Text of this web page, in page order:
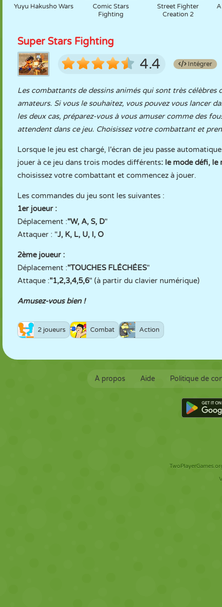
Yuyu Hakusho Wars
Comic Stars
Fighting
Street Fighter
Creation 2
Super Stars Fighting
4.4 Intégrer
Les combattants de dessins animés qui sont très célèbres
amateurs. Si vous le souhaitez, vous pouvez vous lancer
les deux cas, préparez-vous à vous amuser comme des
attendent dans ce jeu. Choisissez votre combattant et
Lorsque le jeu est chargé, l'écran de jeu passe
jouer à ce jeu dans trois modes différents: le mode défi, le
choisissez votre combattant et commencez à jouer.
Les commandes du jeu sont les suivantes :
1er joueur :
Déplacement :"W, A, S, D"
Attaquer : "J, K, L, U, I, O
2ème joueur :
Déplacement :"TOUCHES FLÉCHÉES"
Attaque :"1,2,3,4,5,6" (à partir du clavier numérique)
Amusez-vous bien !
2 joueurs Combat Action
À propos Aide Politique de